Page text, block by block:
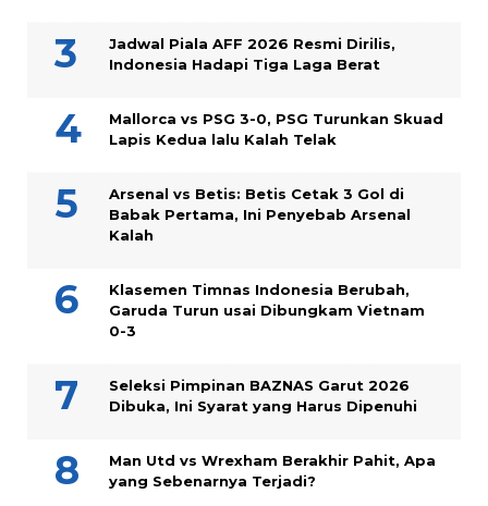
Jadwal Piala AFF 2026 Resmi Dirilis,
Indonesia Hadapi Tiga Laga Berat
Mallorca vs PSG 3-0, PSG Turunkan Skuad
Lapis Kedua lalu Kalah Telak
Arsenal vs Betis: Betis Cetak 3 Gol di
Babak Pertama, Ini Penyebab Arsenal
Kalah
Klasemen Timnas Indonesia Berubah,
Garuda Turun usai Dibungkam Vietnam
0-3
Seleksi Pimpinan BAZNAS Garut 2026
Dibuka, Ini Syarat yang Harus Dipenuhi
Man Utd vs Wrexham Berakhir Pahit, Apa
yang Sebenarnya Terjadi?